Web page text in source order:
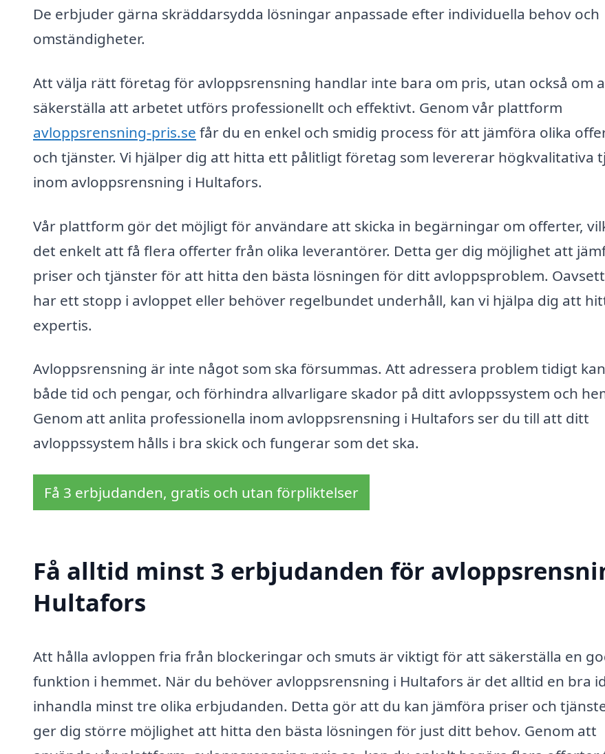
De erbjuder gärna skräddarsydda lösningar anpassade efter individuella behov och
omständigheter.
Att välja rätt företag för avloppsrensning handlar inte bara om pris, utan också om
säkerställa att arbetet utförs professionellt och effektivt. Genom vår plattform
avloppsrensning-pris.se får du en enkel och smidig process för att jämföra olika
och tjänster. Vi hjälper dig att hitta ett pålitligt företag som levererar högkvalitativa
inom avloppsrensning i Hultafors.
Vår plattform gör det möjligt för användare att skicka in begärningar om offerter,
det enkelt att få flera offerter från olika leverantörer. Detta ger dig möjlighet att
priser och tjänster för att hitta den bästa lösningen för ditt avloppsproblem.
har ett stopp i avloppet eller behöver regelbundet underhåll, kan vi hjälpa dig att
expertis.
Avloppsrensning är inte något som ska försummas. Att adressera problem tidigt
både tid och pengar, och förhindra allvarligare skador på ditt avloppssystem och
Genom att anlita professionella inom avloppsrensning i Hultafors ser du till att ditt
avloppssystem hålls i bra skick och fungerar som det ska.
Få 3 erbjudanden, gratis och utan förpliktelser
Få alltid minst 3 erbjudanden för
Hultafors
Att hålla avloppen fria från blockeringar och smuts är viktigt för att säkerställa en
funktion i hemmet. När du behöver avloppsrensning i Hultafors är det alltid en bra
inhandla minst tre olika erbjudanden. Detta gör att du kan jämföra priser och
ger dig större möjlighet att hitta den bästa lösningen för just ditt behov. Genom att